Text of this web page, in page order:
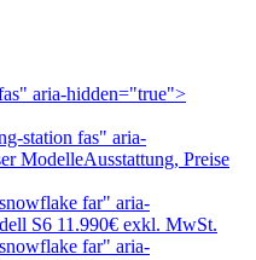
aria-hidden="true">
station fas" aria-
ModelleAusstattung, Preise
far" aria-
S6 11.990€ exkl. MwSt.
far" aria-